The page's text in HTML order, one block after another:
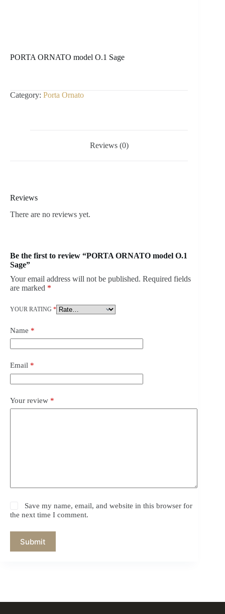
PORTA ORNATO model O.1 Sage
Category: Porta Ornato
Reviews (0)
Reviews
There are no reviews yet.
Be the first to review “PORTA ORNATO model O.1
Sage”
Your email address will not be published. Required fields
are marked *
YOUR RATING *
Name *
Email *
Your review *
Save my name, email, and website in this browser for
the next time I comment.
Submit